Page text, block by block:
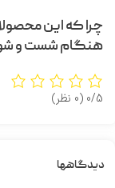
چرا که این
هنگام شست و شو
0/5 (0 نظر)
دیدگاهها